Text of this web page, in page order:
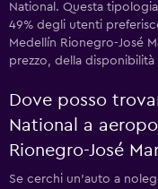
National. Questa
49% degli utenti
Medellín Rionegro-José
prezzo, della
Dove posso
National a
Rionegro-José
Se cerchi un'auto a